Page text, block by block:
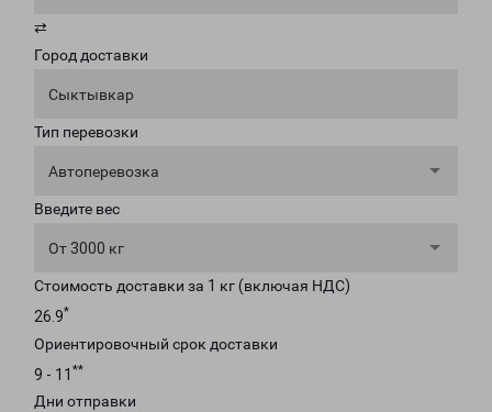
⇄
Город доставки
Сыктывкар
Тип перевозки
Автоперевозка
Введите вес
От 3000 кг
Стоимость доставки за 1 кг (включая НДС)
26.9*
Ориентировочный срок доставки
9 - 11 **
Дни отправки